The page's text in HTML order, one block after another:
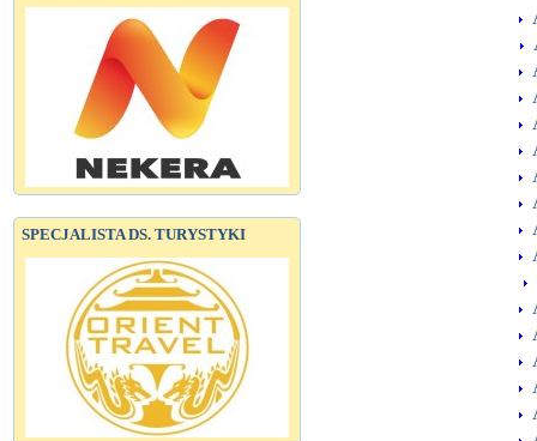
SPECJALISTA DS. TURYSTYKI